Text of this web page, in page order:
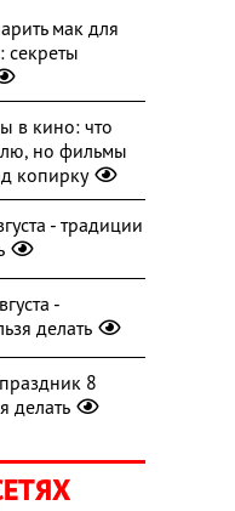
мак для
секреты
в кино: что
но фильмы
копирку
- традиции
-
делать
8
делать